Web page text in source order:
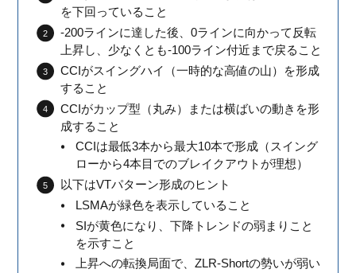
を下回っていること
-200ラインに達した後、0ラインに向かって反転
上昇し、少なくとも-100ライン付近まで戻ること
CCIがスイングハイ（一時的な高値の山）を形成
すること
CCIがカップ型（丸み）または横ばいの動きを形
成すること
CCIは最低3本から最大10本で形成（スイング
ローから4本目でのブレイクアウトが理想）
以下はVTパターン形成のヒント
LSMAが緑色を表示していること
SIが黄色になり、下降トレンドの弱まりこと
を示すこと
上昇への転換局面で、ZLR-Shortの勢いが弱い